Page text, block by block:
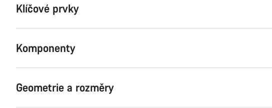
Klíčové prvky
Komponenty
Geometrie a rozměry